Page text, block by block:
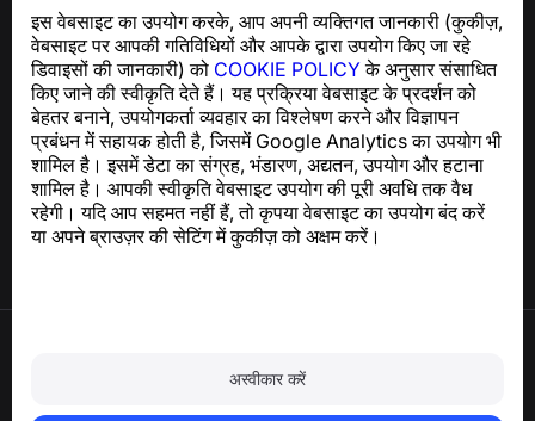
इस वेबसाइट का उपयोग करके, आप अपनी व्यक्तिगत जानकारी (कुकीज़,
वेबसाइट पर आपकी गतिविधियों और आपके द्वारा उपयोग किए जा रहे
डिवाइसों की जानकारी) को COOKIE POLICYके अनुसार संसाधित
किए जाने की स्वीकृति देते हैं। यह प्रक्रिया वेबसाइट के प्रदर्शन को
बेहतर बनाने, उपयोगकर्ता व्यवहार का विश्लेषण करने और विज्ञापन
प्रबंधन में सहायक होती है, जिसमें Google Analytics का उपयोग भी
शामिल है। इसमें डेटा का संग्रह, भंडारण, अद्यतन, उपयोग और हटाना
शामिल है। आपकी स्वीकृति वेबसाइट उपयोग की पूरी अवधि तक वैध
रहेगी। यदि आप सहमत नहीं हैं, तो कृपया वेबसाइट का उपयोग बंद करें
या अपने ब्राउज़र की सेटिंग में कुकीज़ को अक्षम करें।
अस्वीकार करें
GDPR अनुपालन से संबंधित पूछताछ के लिए:
support@numbuster.com
सहायता केंद्र
समाचार और लेख
परियोजना के बारे में
संपर्क